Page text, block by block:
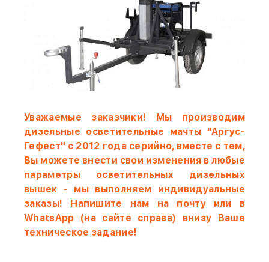
Уважаемые заказчики! Мы производим
дизельные осветительные мачты "Аргус-
Гефест" с 2012 года серийно, вместе с тем,
Вы можете внести свои изменения в любые
параметры осветительных дизельных
вышек - мы выполняем индивидуальные
заказы! Напишите нам на почту или в
WhatsApp (на сайте справа) внизу Ваше
техническое задание!